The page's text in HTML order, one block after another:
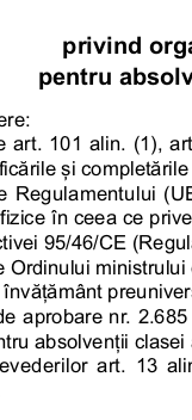
privind
pentru
101 alin. (1),
și
Regulamentului
în ceea ce
95/46/CE
ministrului
aprobare nr.
absolvenții
art. 13